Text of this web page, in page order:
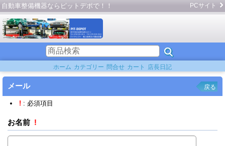
自動車整備機器ならピットデポで！！ PCサイト
ホーム カテゴリー 問合せ カート 店長日記
メール 戻る
! : 必須項目
お名前 !